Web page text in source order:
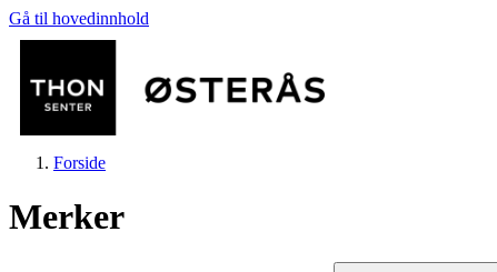
Gå til hovedinnhold
Forside
Merker